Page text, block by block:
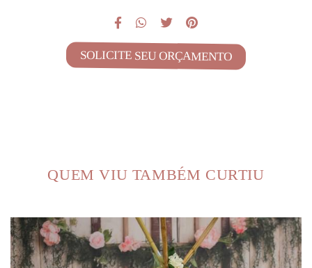
SOLICITE SEU ORÇAMENTO
QUEM VIU TAMBÉM CURTIU